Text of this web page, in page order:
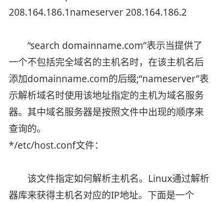
208.164.186.1nameserver 208.164.186.2
“search domainname.com”表示当提供了
一个不包括完全域名的主机名时，在该主机名后
添加domainname.com的后缀;“nameserver”表
示解析域名时使用该地址指定的主机为域名服务
器。其中域名服务器是按照文件中出现的顺序来
查询的。
*/etc/host.conf文件：
该文件指定如何解析主机名。Linux通过解析
器库来获得主机名对应的IP地址。下面是一个